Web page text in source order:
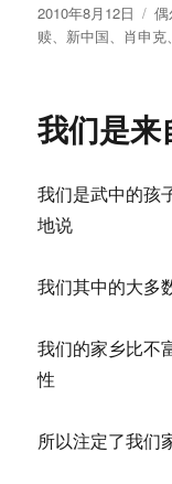
发
布
2010年8月12日
分
类
赎、 新中国、 肖申克、
我们是
我们是武中的孩
地说
我们其中的大多
我们的家乡比不
性
所以注定了我们